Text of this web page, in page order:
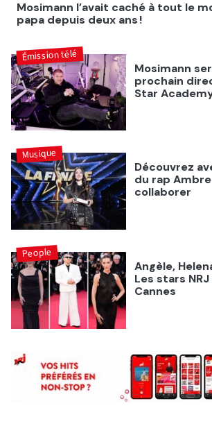
Mosimann l’avait caché à tout le
papa depuis deux ans !
Mosimann
prochain
Star
Émission télé
Découvrez
du rap
collaborer
Musique
Angèle,
Les stars
Cannes
People